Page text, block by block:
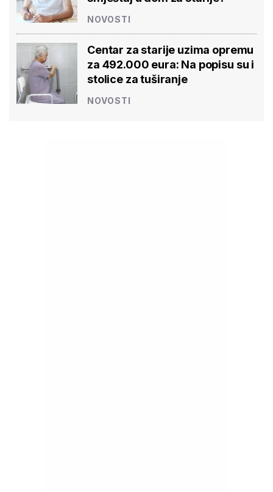
NOVOSTI
Centar za starije uzima opremu
za 492.000 eura: Na popisu su i
stolice za tuširanje
NOVOSTI